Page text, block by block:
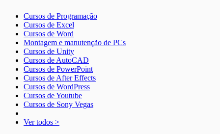
Cursos de Programação
Cursos de Excel
Cursos de Word
Montagem e manutenção de PCs
Cursos de Unity
Cursos de AutoCAD
Cursos de PowerPoint
Cursos de After Effects
Cursos de WordPress
Cursos de Youtube
Cursos de Sony Vegas
Ver todos >